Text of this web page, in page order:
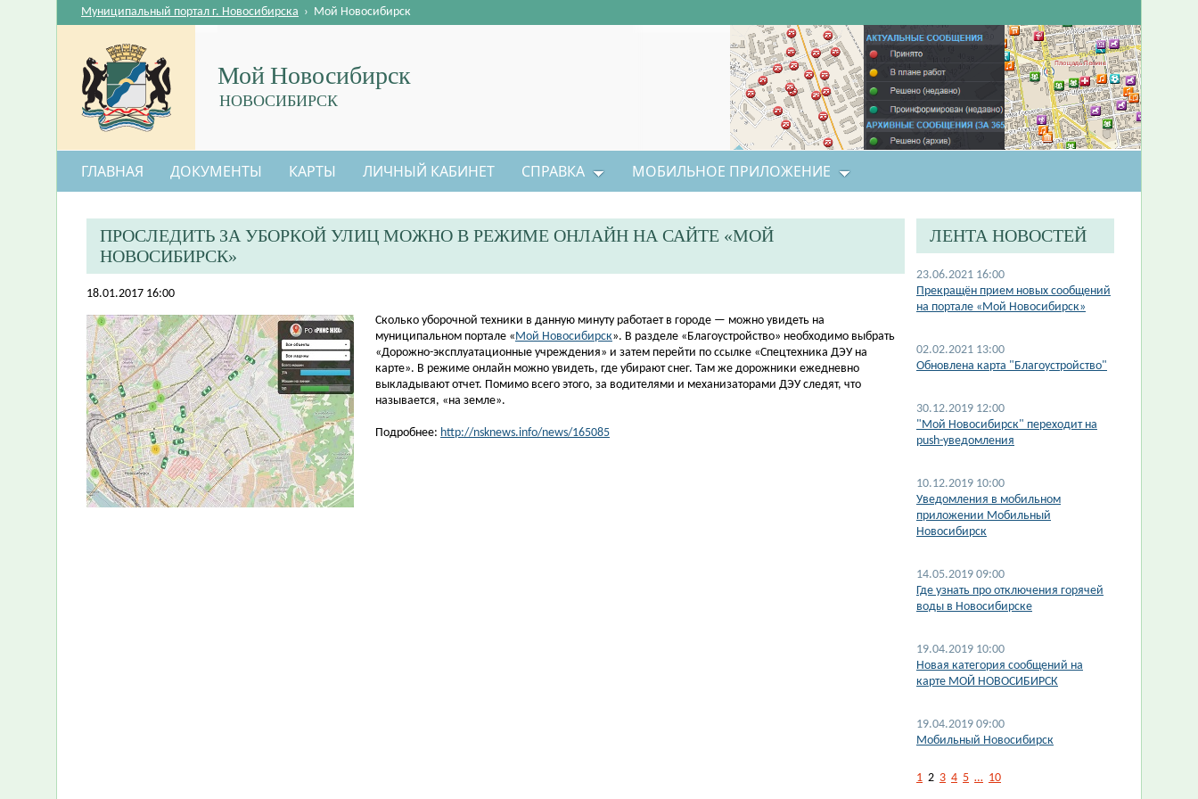
Мой Новосибирск
НОВОСИБИРСК
Муниципальный портал г. Новосибирска › Мой Новосибирск
ГЛАВНАЯ ДОКУМЕНТЫ КАРТЫ ЛИЧНЫЙ КАБИНЕТ СПРАВКА МОБИЛЬНОЕ ПРИЛОЖЕНИЕ
ПРОСЛЕДИТЬ ЗА УБОРКОЙ УЛИЦ МОЖНО В РЕЖИМЕ ОНЛАЙН НА САЙТЕ «МОЙ
НОВОСИБИРСК»
18.01.2017 16:00
​Сколько уборочной техники в данную минуту работает в городе — можно увидеть на
муниципальном портале «Мой Новосибирск». В разделе «Благоустройство» необходимо выбрать
«Дорожно-эксплуатационные учреждения» и затем перейти по ссылке «Спецтехника ДЭУ на
карте». В режиме онлайн можно увидеть, где убирают снег. Там же дорожники ежедневно
выкладывают отчет. Помимо всего этого, за водителями и механизаторами ДЭУ следят, что
называется, «на земле».
Подробнее: http://nsknews.info/news/165085
ЛЕНТА НОВОСТЕЙ
23.06.2021 16:00
Прекращён прием новых сообщений
на портале «Мой Новосибирск»
02.02.2021 13:00
Обновлена карта "Благоустройство"
30.12.2019 12:00
"Мой Новосибирск" переходит на
push-уведомления
10.12.2019 10:00
Уведомления в мобильном
приложении Мобильный
Новосибирск
14.05.2019 09:00
Где узнать про отключения горячей
воды в Новосибирске
19.04.2019 10:00
Новая категория сообщений на
карте МОЙ НОВОСИБИРСК
19.04.2019 09:00
Мобильный Новосибирск
1 2 3 4 5 … 10